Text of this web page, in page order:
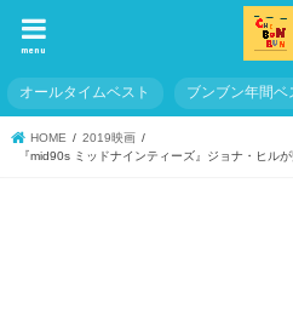
menu
オールタイムベスト ブンブン年間ベ
HOME
2019映画
『mid90s ミッドナインティーズ』ジョナ・ヒル